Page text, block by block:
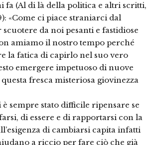
fa (Al di là della politica e altri scritti,
«Come ci piace straniarci dal
da noi pesanti e fastidiose
amiamo il nostro tempo perché
la fatica di capirlo nel suo vero
emergere impetuoso di nuove
fresca misteriosa giovinezza
sempre stato difficile ripensare se
di essere e di rapportarsi con la
di cambiarsi capita infatti
a riccio per fare ciò che già